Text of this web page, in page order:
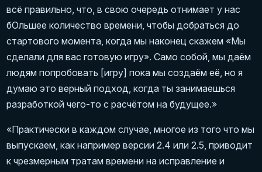
всё правильно, что, в свою очередь отнимает у нас
бОльшее количество времени, чтобы добраться до
стартового момента, когда мы наконец скажем «Мы
сделали для вас готовую игру». Само собой, мы даём
людям попробовать [игру] пока мы создаём её, но я
думаю это верный подход, когда ты занимаешься
разработкой чего-то с расчётом на будущее.»
«Практически в каждом случае, многое из того что мы
выпускаем, как например версии 2.4 или 2.5, приводит
к чрезмерным тратам времени на исправление и